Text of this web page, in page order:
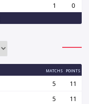
1 0
MATCHS POINTS
5
11
5
11